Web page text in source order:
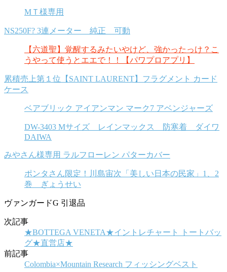
MＴ様専用
NS250F? 3連メーター 純正 可動
【六道聖】覚醒するみたいやけど、強かったっけ？こ
うやって使うとエエで！！【パワプロアプリ】
累積売上第１位【SAINT LAURENT】フラグメント カード
ケース
ベアブリック アイアンマン マーク7 アベンジャーズ
DW-3403 Mサイズ レインマックス 防寒着 ダイワ
DAIWA
みやさん様専用 ラルフローレン パターカバー
ポンタさん限定！川島宙次「美しい日本の民家」1、2
巻 ぎょうせい
ヴァンガードG 引退品
次記事
★BOTTEGA VENETA★イントレチャート トートバッ
グ★直営店★
前記事
Colombia×Mountain Research フィッシングベスト